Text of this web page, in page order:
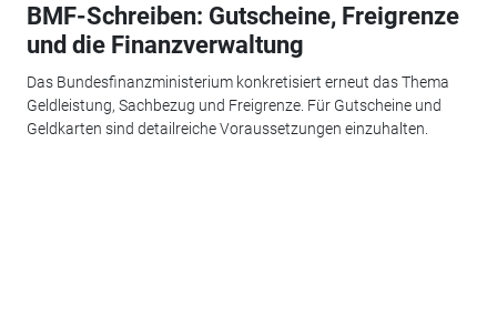
BMF-Schreiben: Gutscheine, Freigrenze
und die Finanzverwaltung
Das Bundesfinanzministerium konkretisiert erneut das Thema
Geldleistung, Sachbezug und Freigrenze. Für Gutscheine und
Geldkarten sind detailreiche Voraussetzungen einzuhalten.